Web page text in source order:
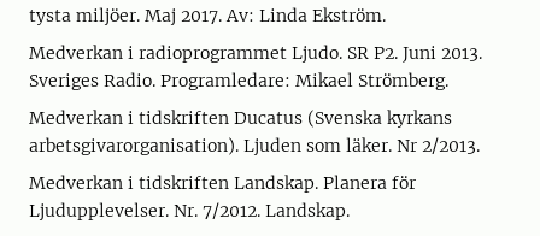
tysta miljöer. Maj 2017. Av: Linda Ekström.
Medverkan i radioprogrammet Ljudo. SR P2. Juni 2013.
Sveriges Radio. Programledare: Mikael Strömberg.
Medverkan i tidskriften Ducatus (Svenska kyrkans
arbetsgivarorganisation). Ljuden som läker. Nr 2/2013.
Medverkan i tidskriften Landskap. Planera för
Ljudupplevelser. Nr. 7/2012. Landskap.